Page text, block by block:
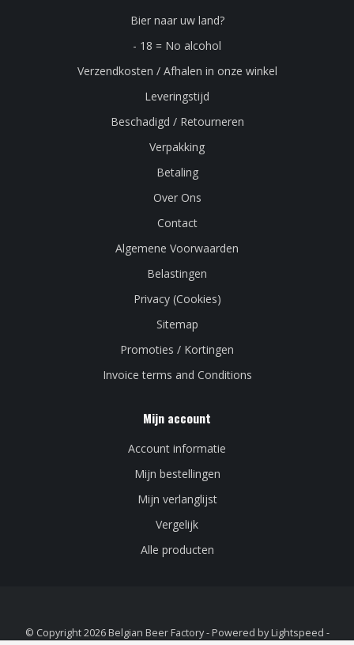
Bier naar uw land?
- 18 = No alcohol
Verzendkosten / Afhalen in onze winkel
Leveringstijd
Beschadigd / Retourneren
Verpakking
Betaling
Over Ons
Contact
Algemene Voorwaarden
Belastingen
Privacy (Cookies)
Sitemap
Promoties / Kortingen
Invoice terms and Conditions
Mijn account
Account informatie
Mijn bestellingen
Mijn verlanglijst
Vergelijk
Alle producten
© Copyright 2026 Belgian Beer Factory - Powered by Lightspeed -